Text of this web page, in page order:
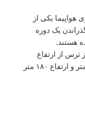
هواپیما یکی از
یک دوره
هستند.
ترس از ارتفاع
طراحی شده است. این پل با طول ۳۰۰ متر و ارتفاع ۱۸۰ متر